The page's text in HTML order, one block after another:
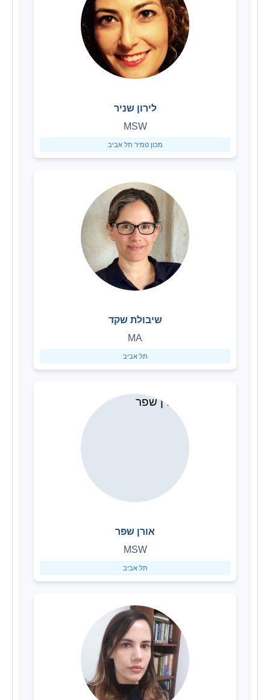
לירון שניר
MSW
מכון טמיר תל אביב
שיבולת שקד
MA
תל אביב
אורן שפר
MSW
תל אביב